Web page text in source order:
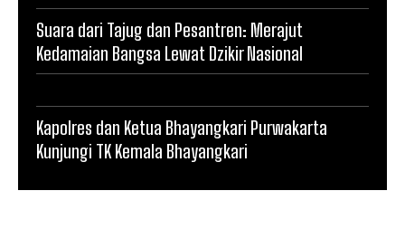
Suara dari Tajug dan Pesantren: Merajut
Kedamaian Bangsa Lewat Dzikir Nasional
Kapolres dan Ketua Bhayangkari Purwakarta
Kunjungi TK Kemala Bhayangkari